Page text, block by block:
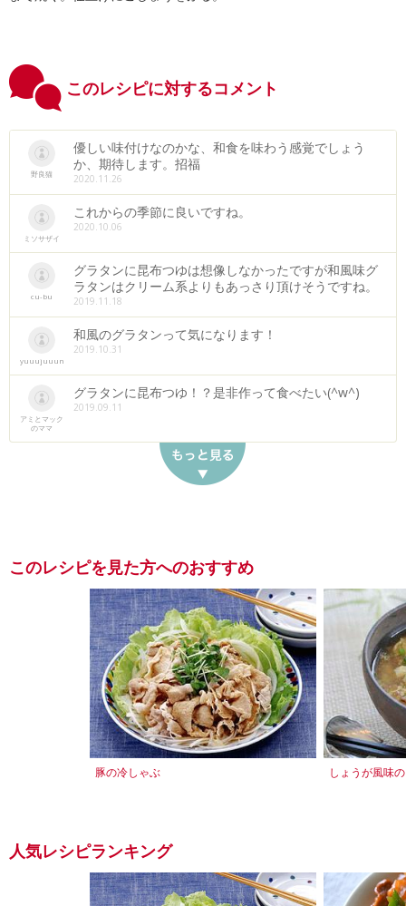
このレシピに対するコメント
野良猫
優しい味付けなのかな、和食を味わう感覚でしょう
か、期待します。招福
2020.11.26
ミソサザイ
これからの季節に良いですね。
2020.10.06
cu-bu
グラタンに昆布つゆは想像しなかったですが和風味グ
ラタンはクリーム系よりもあっさり頂けそうですね。
2019.11.18
yuuujuuun
和風のグラタンって気になります！
2019.10.31
アミとマック
のママ
グラタンに昆布つゆ！？是非作って食べたい(^w^)
2019.09.11
このレシピを見た方へのおすすめ
豚の冷しゃぶ しょうが風味
人気レシピランキング